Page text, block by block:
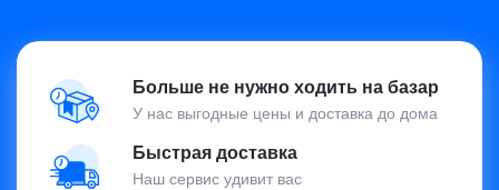
Больше не нужно ходить на базар
У нас выгодные цены и доставка до дома
Быстрая доставка
Наш сервис удивит вас